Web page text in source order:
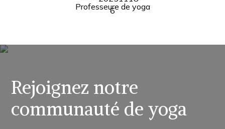
Professeure de yoga
Rejoignez notre
communauté de yoga